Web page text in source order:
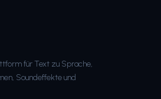
für Text zu Sprache,
Soundeffekte und